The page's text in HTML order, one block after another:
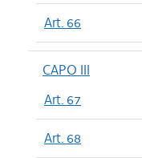
Art. 66
CAPO III
Art. 67
Art. 68